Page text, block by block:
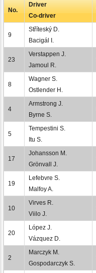
No.
Driver
Co-driver
9
Stříteský D.
Bacigál I.
23
Verstappen J.
Jamoul R.
8
Wagner S.
Ostlender H.
4
Armstrong J.
Byrne S.
5
Tempestini S.
Itu S.
17
Johansson M.
Grönvall J.
19
Lefebvre S.
Malfoy A.
10
Virves R.
Viilo J.
20
López J.
Vázquez D.
2
Marczyk M.
Gospodarczyk S.